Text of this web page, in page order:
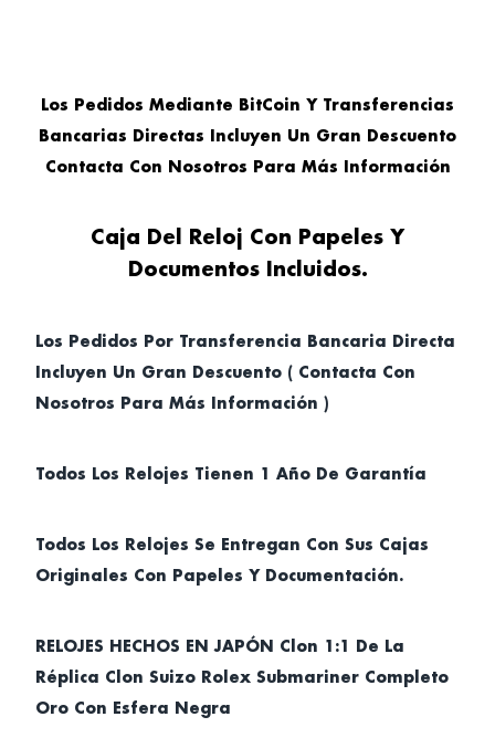
Los Pedidos Mediante BitCoin Y Transferencias
Bancarias Directas Incluyen Un Gran Descuento
Contacta Con Nosotros Para Más Información
Caja Del Reloj Con Papeles Y
Documentos Incluidos.
Los Pedidos Por Transferencia Bancaria Directa
Incluyen Un Gran Descuento ( Contacta Con
Nosotros Para Más Información )
Todos Los Relojes Tienen 1 Año De Garantía
Todos Los Relojes Se Entregan Con Sus Cajas
Originales Con Papeles Y Documentación.
RELOJES HECHOS EN JAPÓN Clon 1:1 De La
Réplica Clon Suizo Rolex Submariner Completo
Oro Con Esfera Negra